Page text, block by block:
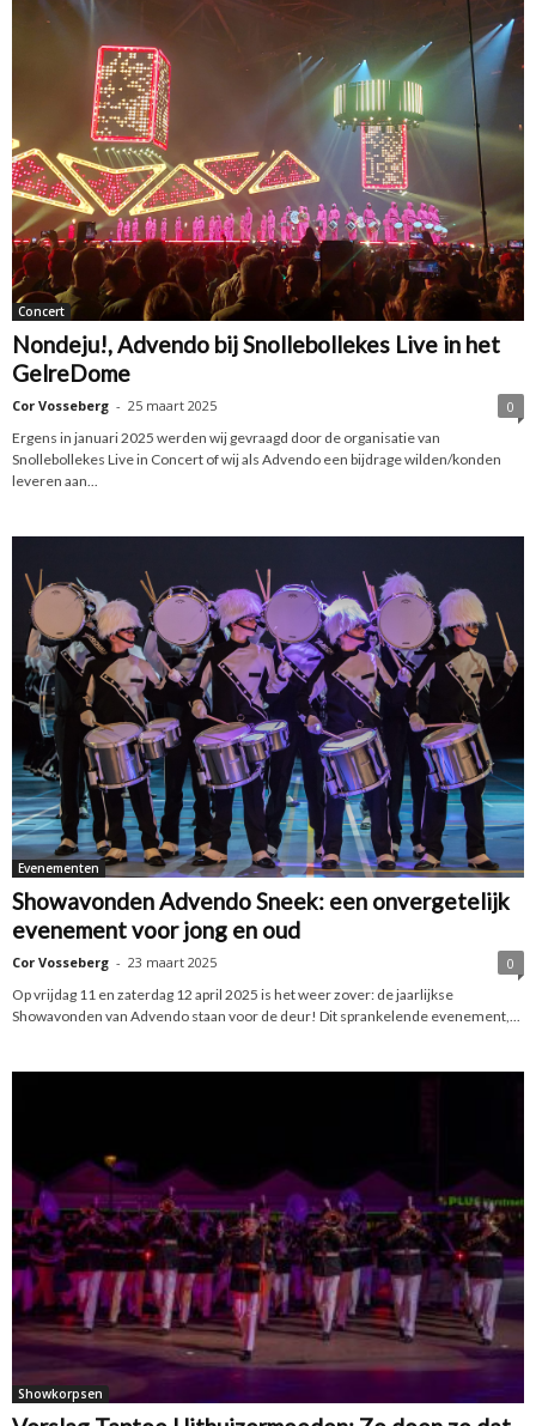
Concert
Nondeju!, Advendo bij Snollebollekes Live in het
GelreDome
Cor Vosseberg - 25 maart 2025
0
Ergens in januari 2025 werden wij gevraagd door de organisatie van
Snollebollekes Live in Concert of wij als Advendo een bijdrage wilden/konden
leveren aan...
Evenementen
Showavonden Advendo Sneek: een onvergetelijk
evenement voor jong en oud
Cor Vosseberg - 23 maart 2025
0
Op vrijdag 11 en zaterdag 12 april 2025 is het weer zover: de jaarlijkse
Showavonden van Advendo staan voor de deur! Dit sprankelende evenement,...
Showkorpsen